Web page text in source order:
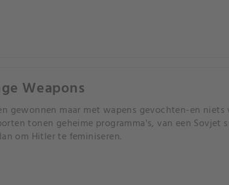
Weapons
gewonnen maar met wapens gevochten-en
tonen geheime programma's, van een Sovjet
om Hitler te feminiseren.